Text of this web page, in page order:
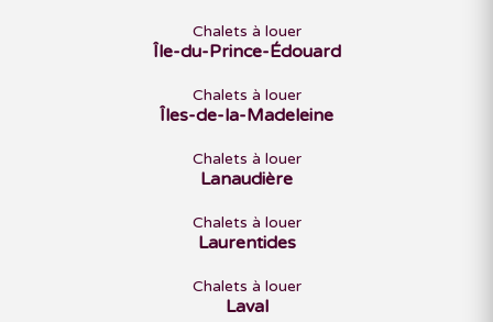
Chalets à louer
Île-du-Prince-Édouard
Chalets à louer
Îles-de-la-Madeleine
Chalets à louer
Lanaudière
Chalets à louer
Laurentides
Chalets à louer
Laval